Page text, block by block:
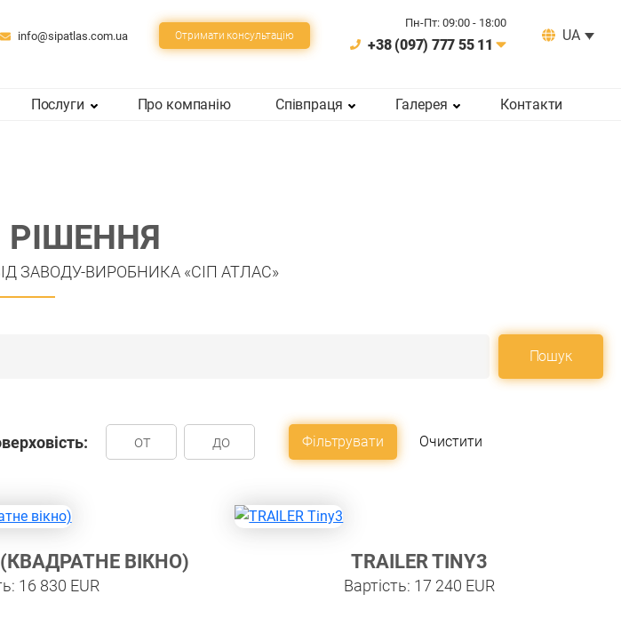
info@sipatlas.com.ua Отримати консультацiю
Пн-Пт: 09:00 - 18:00
+38 (097) 777 55 11
UA
Послуги Про компанію Співпраця Галерея Контакти
РІШЕННЯ
ЗАВОДУ-ВИРОБНИКА «СІП АТЛАС»
Пошук
Фільтрувати Очистити
(КВАДРАТНЕ ВІКНО)
16 830 EUR
TRAILER TINY3
Вартість: 17 240 EUR